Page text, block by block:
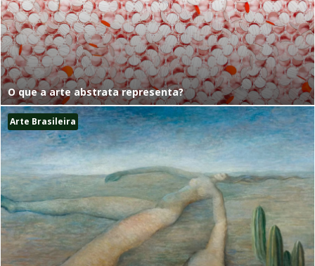
O que a arte abstrata representa?
Arte Brasileira